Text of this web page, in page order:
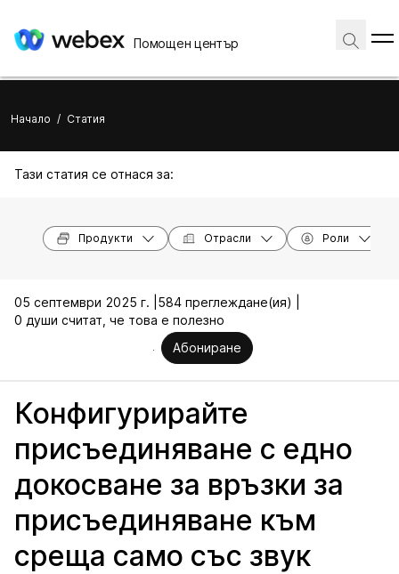
Помощен център
Начало / Статия
Тази статия се отнася за:
Продукти Отрасли Роли
05 септември 2025 г. | 584 преглеждане(ия) |
0 души считат, че това е полезно
Абониране
Конфигурирайте
присъединяване с едно
докосване за връзки за
присъединяване към
среща само със звук